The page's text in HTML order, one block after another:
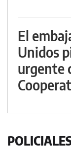
El
Unidos
urgente